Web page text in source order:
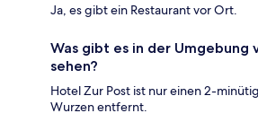
Ja, es gibt ein Restaurant vor Ort.
Was gibt es in der Umgebung
sehen?
Hotel Zur Post ist nur einen 2-
Wurzen entfernt.